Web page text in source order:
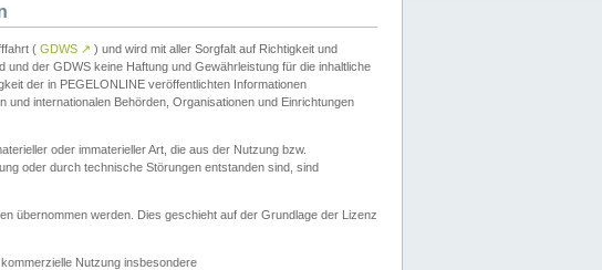
( GDWS ↗ ) und wird mit aller Sorgfalt auf Richtigkeit und
der GDWS keine Haftung und Gewährleistung für die inhaltliche
der in PEGELONLINE veröffentlichten Informationen
internationalen Behörden, Organisationen und Einrichtungen
oder immaterieller Art, die aus der Nutzung bzw.
oder durch technische Störungen entstanden sind, sind
übernommen werden. Dies geschieht auf der Grundlage der Lizenz
Nutzung insbesondere